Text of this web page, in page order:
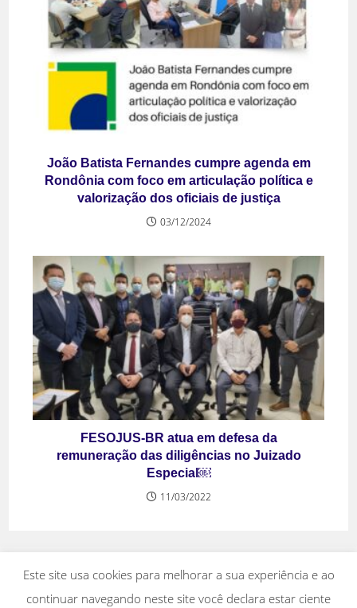
João Batista Fernandes cumpre agenda em
Rondônia com foco em articulação política e
valorização dos oficiais de justiça
03/12/2024
FESOJUS-BR atua em defesa da
remuneração das diligências no Juizado
Especial￼
11/03/2022
Este site usa cookies para melhorar a sua experiência e ao
continuar navegando neste site você declara estar ciente